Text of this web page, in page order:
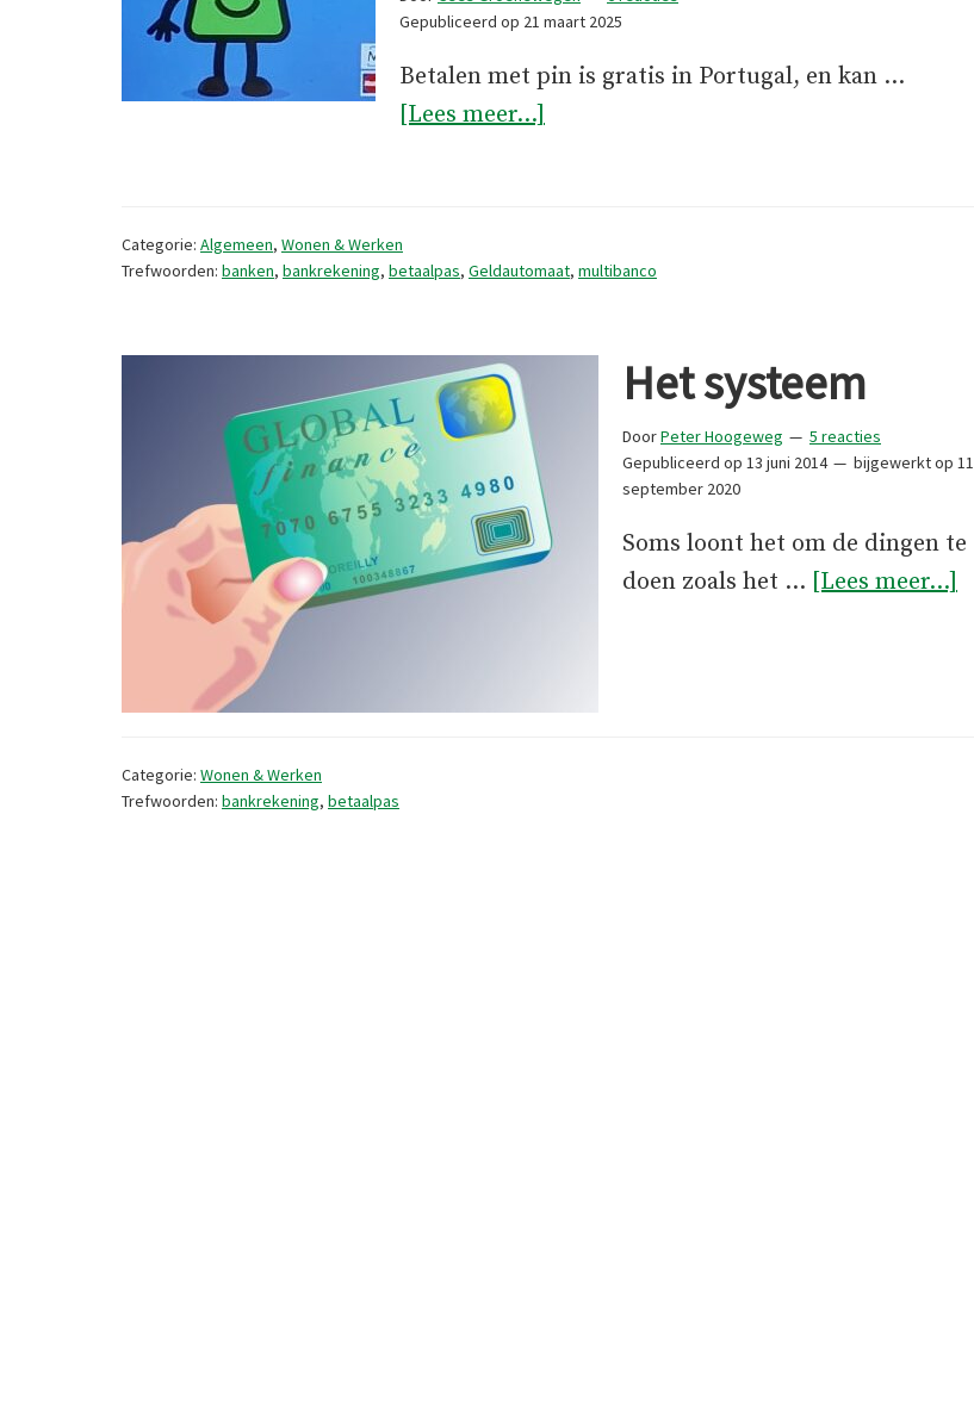
Gepubliceerd op 21 maart 2025
Betalen met pin is gratis in Portugal, en kan …
[Lees meer...]
Categorie: Algemeen, Wonen & Werken
Trefwoorden: banken, bankrekening, betaalpas, Geldautomaat, multibanco
Het systeem
DoorPeter Hoogeweg
5 reacties
Gepubliceerd op 13 juni 2014 bijgewerkt op 11
september 2020
Soms loont het om de dingen te
doen zoals het … [Lees meer...]
Categorie: Wonen & Werken
Trefwoorden: bankrekening, betaalpas